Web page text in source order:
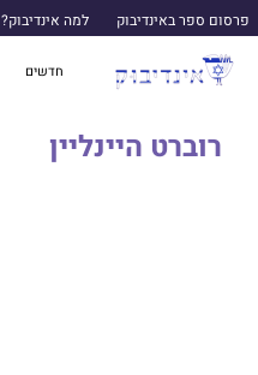
פרסום ספר באינדיבוק למה אינדיבוק?
חדשים
רוברט היינליין